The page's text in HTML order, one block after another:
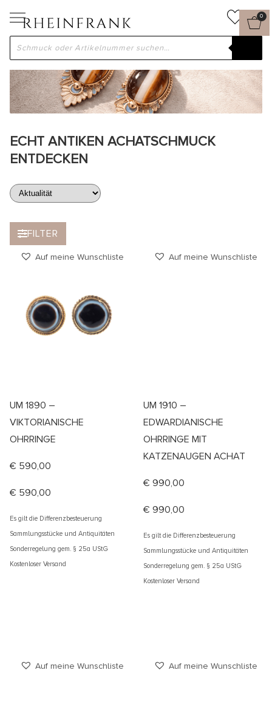
0
ECHT ANTIKEN ACHATSCHMUCK
ENTDECKEN
FILTER
Auf meine Wunschliste
UM 1890 –
VIKTORIANISCHE
OHRRINGE
€ 590,00
€ 590,00
Es gilt die Differenzbesteuerung
Sammlungsstücke und Antiquitäten
Sonderregelung gem. § 25a UStG
Kostenloser Versand
Auf meine Wunschliste
UM 1910 –
EDWARDIANISCHE
OHRRINGE MIT
KATZENAUGEN ACHAT
€ 990,00
€ 990,00
Es gilt die Differenzbesteuerung
Sammlungsstücke und Antiquitäten
Sonderregelung gem. § 25a UStG
Kostenloser Versand
Auf meine Wunschliste Auf meine Wunschliste